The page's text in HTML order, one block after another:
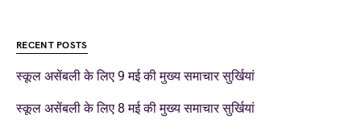
RECENT POSTS
स्कूल असेंबली के लिए 9 मई की मुख्य समाचार सुर्खियां
स्कूल असेंबली के लिए 8 मई की मुख्य समाचार सुर्खियां